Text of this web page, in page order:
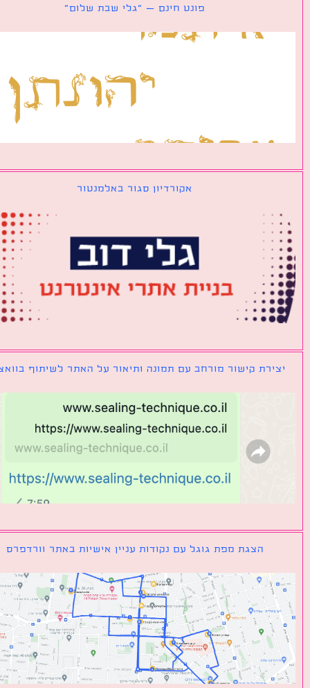
פונט חינם – ״גלי שבת שלום״
אקורדיון סגור באלמנטור
קישור מורחב עם תמונה ותיאור על האתר לשיתוף בוואצאפ
הצגת מפת גוגל עם נקודות עניין אישיות באתר וורדפרס